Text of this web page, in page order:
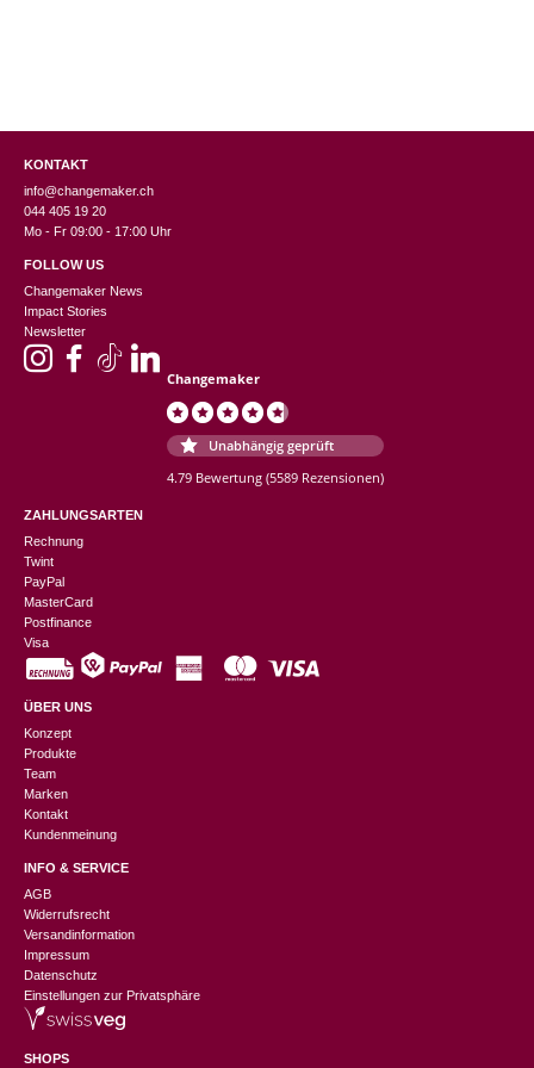
KONTAKT
info@changemaker.ch
044 405 19 20
Mo - Fr 09:00 - 17:00 Uhr
FOLLOW US
Changemaker News
Impact Stories
Newsletter
Changemaker
Unabhängig geprüft
4.79 Bewertung (5589 Rezensionen)
ZAHLUNGSARTEN
Rechnung
Twint
PayPal
MasterCard
Postfinance
Visa
ÜBER UNS
Konzept
Produkte
Team
Marken
Kontakt
Kundenmeinung
INFO & SERVICE
AGB
Widerrufsrecht
Versandinformation
Impressum
Datenschutz
Einstellungen zur Privatsphäre
SHOPS